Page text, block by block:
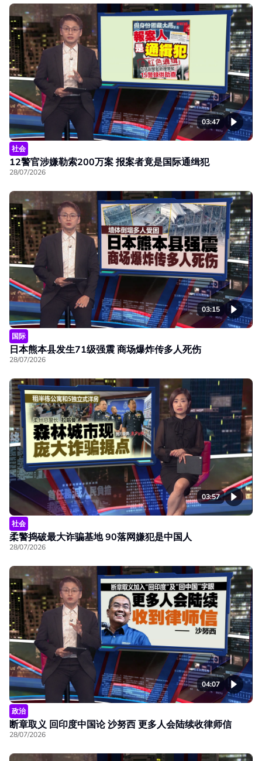
03:47
社会
12警官涉嫌勒索200万案 报案者竟是国际通缉犯
28/07/2026
03:15
国际
日本熊本县发生71级强震 商场爆炸传多人死伤
28/07/2026
03:57
社会
柔警捣破最大诈骗基地 90落网嫌犯是中国人
28/07/2026
04:07
政治
断章取义 回印度中国论 沙努西 更多人会陆续收律师信
28/07/2026